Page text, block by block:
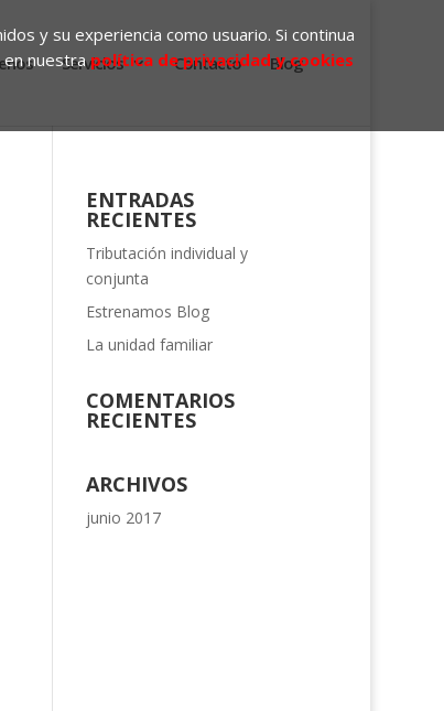
y su experiencia como usuario. Si continua
en nuestrapolítica de privacidad y cookies
Servicios Contacto Blog
ENTRADAS
RECIENTES
Tributación individual y
conjunta
Estrenamos Blog
La unidad familiar
COMENTARIOS
RECIENTES
ARCHIVOS
junio 2017